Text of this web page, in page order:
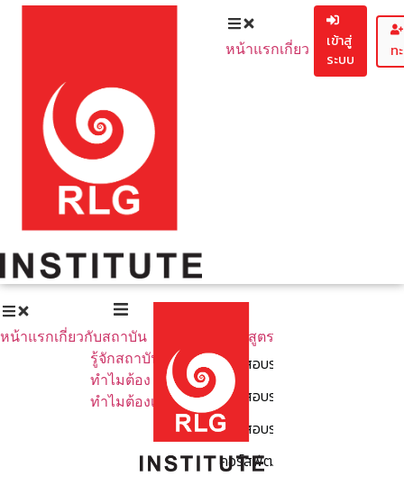
หน้าแรกเกี่ยวกับสถาบัน
รู้จักสถาบัน
เข้าสู่
ระบบ
ท
หน้าแรกเกี่ยวกับสถาบัน
รู้จักสถาบัน
ทำไมต้อง EF
ทำไมต้องเรียนกับเรา
หลักสูตรทั้งหมด
คอร์สอบรมสำหรับคุณครู
คอร์สอบรมสำหรับพ่อ - แม่ ผู้ป
คอร์สอบรมสำหรับผู้นำกระบวน
คอร์สพัฒนาทักษะ